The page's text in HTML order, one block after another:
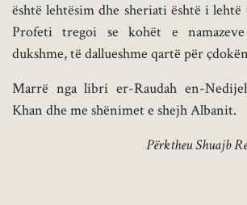
është lehtësim dhe sheriati është i
Profeti tregoi se kohët e
dukshme, të dallueshme qartë për
Marrë nga libri er-Raudah en-
Khan dhe me shënimet e shejh Albanit.
Përktheu Shuajb